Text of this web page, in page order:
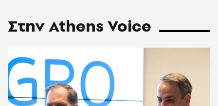
Στην Athens Voice